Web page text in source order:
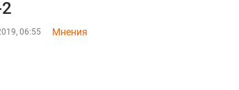
06:55 Мнения